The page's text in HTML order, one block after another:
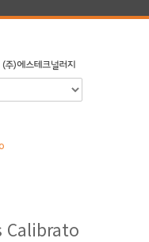
Calibrato